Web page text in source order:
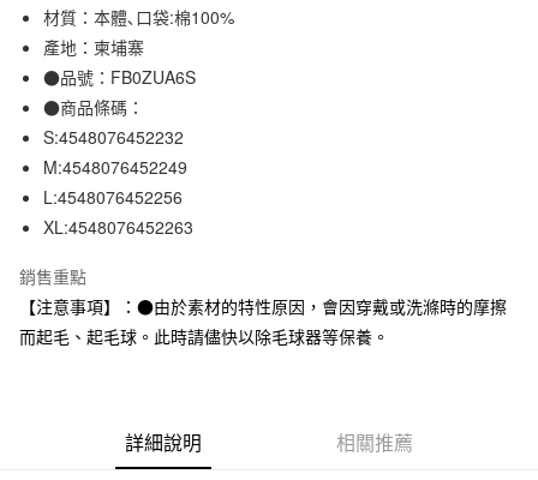
合作金庫商業銀行
華南商業銀行
上海商業儲蓄銀行
臺灣中小企業銀行
匯豐（台灣）商業銀行
聯邦商業銀行
元大商業銀行
玉山商業銀行
台灣樂天信用卡公司
超商取貨付款
LINE Pay
Apple Pay
街口支付
悠遊付
全家取貨付款
每筆NT$65，滿NT$1,000(含以上)免運費
材質：本體､口袋:棉100%
產地：柬埔寨
●品號：FB0ZUA6S
●商品條碼：
S:4548076452232
M:4548076452249
L:4548076452256
XL:4548076452263
銷售重點
【注意事項】：●由於素材的特性原因，會因穿戴或洗滌時的摩擦
而起毛、起毛球。此時請儘快以除毛球器等保養。
詳細說明 相關推薦